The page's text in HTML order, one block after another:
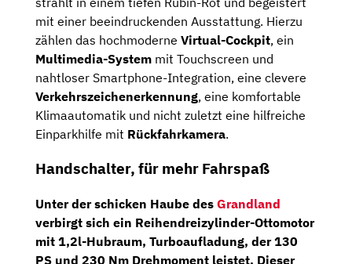
mit einer beeindruckenden Ausstattung. Hierzu
zählen das hochmoderne Virtual-Cockpit, ein
Multimedia-System mit Touchscreen und
nahtloser Smartphone-Integration, eine clevere
Verkehrszeichenerkennung, eine komfortable
Klimaautomatik und nicht zuletzt eine hilfreiche
Einparkhilfe mit Rückfahrkamera.
Handschalter, für mehr Fahrspaß
Unter der schicken Haube des Grandland
verbirgt sich ein Reihendreizylinder-Ottomotor
mit 1,2l-Hubraum, Turboaufladung, der 130
PS und 230 Nm Drehmoment leistet. Dieser